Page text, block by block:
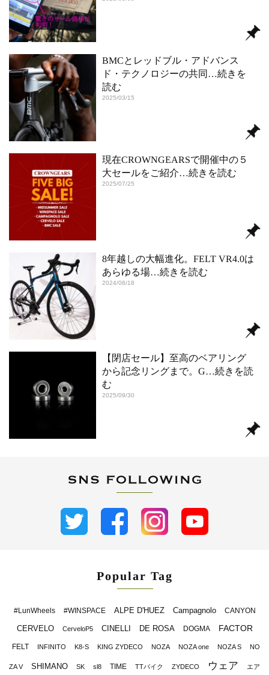
BMCとレッドブル・アドバンス
ド・テクノロジーの共同 …続きを
読む
2025/03/15
現在CROWNGEARSで開催中の５
大セールをご紹介…続きを読む
2025/07/25
8年越しの大幅進化。FELT VR4.0は
あらゆる場…続きを読む
2024/08/18
【閉店セール】至高のベアリング
から記念リングまで。G…続きを読
む
2025/09/30
Popular Tag
#LunWheels #WINSPACE ALPE D'HUEZ Campagnolo CANYON
CERVELO CerveloP5 CINELLI DE ROSA DOGMA FACTOR
FELT INFINITO K8-S KING ZYDECO NOZA NOZA one NOZA S NO
ZA V SHIMANO SK sl8 TIME TTバイク ZYDECO ウェア エア